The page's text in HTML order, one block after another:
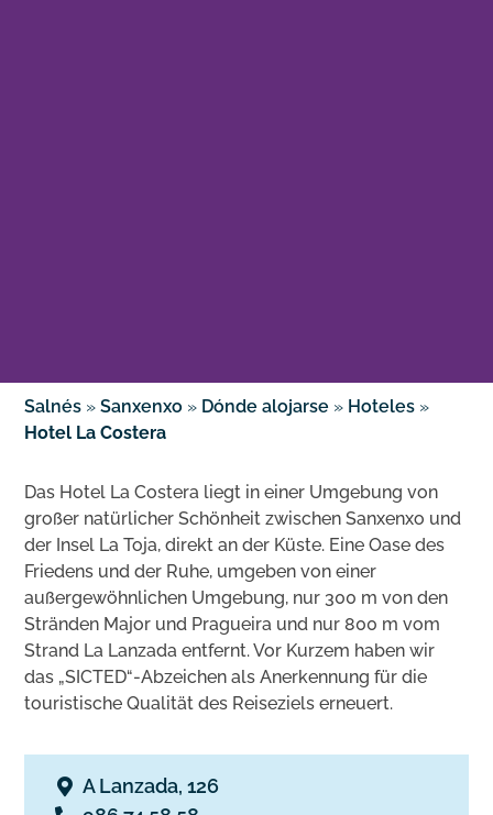
Salnés »Sanxenxo » Dónde alojarse » Hoteles »
Hotel La Costera
Das Hotel La Costera liegt in einer Umgebung von
großer natürlicher Schönheit zwischen Sanxenxo und
der Insel La Toja, direkt an der Küste. Eine Oase des
Friedens und der Ruhe, umgeben von einer
außergewöhnlichen Umgebung, nur 300 m von den
Stränden Major und Pragueira und nur 800 m vom
Strand La Lanzada entfernt. Vor Kurzem haben wir
das „SICTED“-Abzeichen als Anerkennung für die
touristische Qualität des Reiseziels erneuert.
A Lanzada, 126